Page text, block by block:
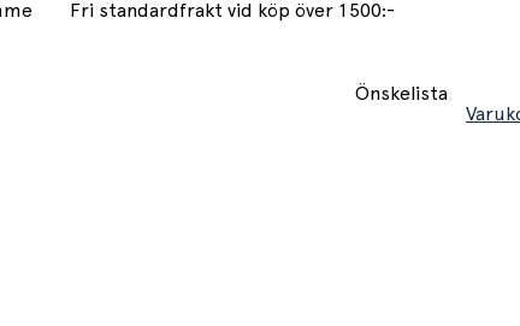
Fri standardfrakt vid köp över 1500:-
Önskelista